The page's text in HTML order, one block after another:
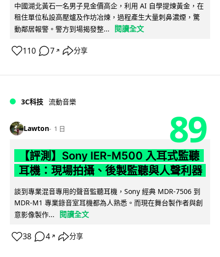
中國湖北黃石一名男子見金價高企，利用 AI 自學提煉黃金，在
租住單位私設高壓爐及作坊冶煉，過程產生大量刺鼻濃煙，驚
動鄰居報警。警方到場揭發整...
閱讀全文
110 7 ↗ 分享
3C科技 流動音樂
Lawton 1 日 89
【評測】Sony IER-M500 入耳式監聽
耳機：現場拍攝、後製監聽與人聲利器
談到專業混音專用的聲音監聽耳機，Sony 經典 MDR-7506 到
MDR-M1 專業錄音室耳機都為人熟悉。而現在舞台製作者與創
意影像製作...
閱讀全文
38 4 ↗ 分享